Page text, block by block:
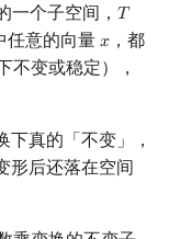
用
一个子空间，𝑇
T
任意的向量𝑥
x ，都
不变或稳定），
真的「不变」，
形后还落在空间